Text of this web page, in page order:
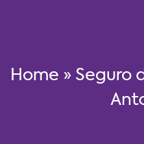
Home » Seguro